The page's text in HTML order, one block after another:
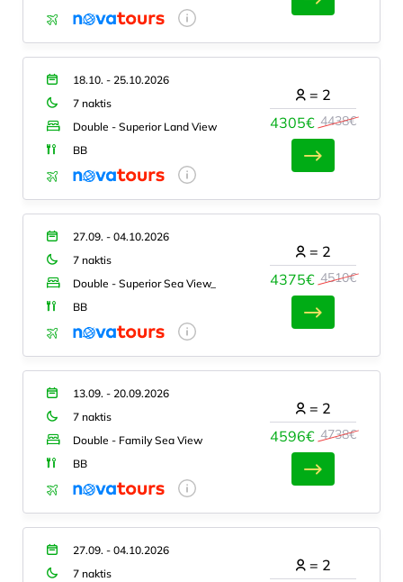
18.10. - 25.10.2026
7 naktis
Double - Superior Land View
BB
4305€ 4438€
= 2
27.09. - 04.10.2026
7 naktis
Double - Superior Sea View_
BB
4375€ 4510€
= 2
13.09. - 20.09.2026
7 naktis
Double - Family Sea View
BB
4596€ 4738€
= 2
27.09. - 04.10.2026
7 naktis
= 2